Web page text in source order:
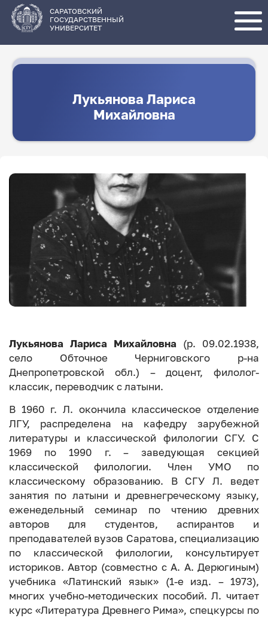
основному
содержанию
САРАТОВСКИЙ
ГОСУДАРСТВЕННЫЙ
УНИВЕРСИТЕТ
Лукьянова Лариса
Михайловна
Лукьянова Лариса Михайловна (р. 09.02.1938,
село Обточное Черниговского р-на
Днепропетровской обл.) – доцент, филолог-
классик, переводчик с латыни.
В 1960 г. Л. окончила классическое отделение
ЛГУ, распределена на кафедру зарубежной
литературы и классической филологии СГУ. С
1969 по 1990 г. – заведующая секцией
классической филологии. Член УМО по
классическому образованию. В СГУ Л. ведет
занятия по латыни и древнегреческому языку,
еженедельный семинар по чтению древних
авторов для студентов, аспирантов и
преподавателей вузов Саратова, специализацию
по классической филологии, консультирует
историков. Автор (совместно с А. А. Дерюгиным)
учебника «Латинский язык» (1-е изд. – 1973),
многих учебно-методических пособий. Л. читает
курс «Литература Древнего Рима», спецкурсы по